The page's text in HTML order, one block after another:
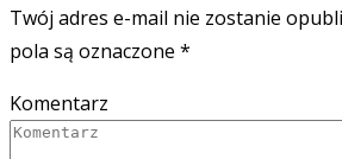
Twój adres e-mail nie zostanie
pola są oznaczone *
Komentarz